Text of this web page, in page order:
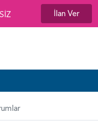
İlan Ver